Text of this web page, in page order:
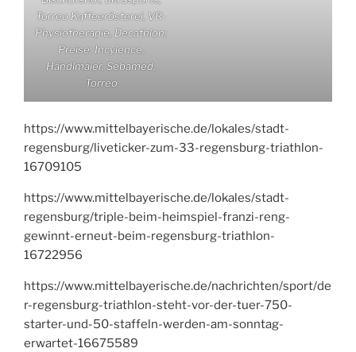
Torreo Kaffeerösterei, VR-
Physiotherapie, Decathlon;
Preise: Incylence,
Händlmaier, Sebamed,
Torreo
https://www.mittelbayerische.de/lokales/stadt-
regensburg/liveticker-zum-33-regensburg-triathlon-
16709105
https://www.mittelbayerische.de/lokales/stadt-
regensburg/triple-beim-heimspiel-franzi-reng-
gewinnt-erneut-beim-regensburg-triathlon-
16722956
https://www.mittelbayerische.de/nachrichten/sport/de
r-regensburg-triathlon-steht-vor-der-tuer-750-
starter-und-50-staffeln-werden-am-sonntag-
erwartet-16675589